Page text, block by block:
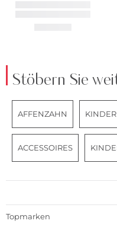
Stöbern Sie
AFFENZAHN KINDER
ACCESSOIRES
Topmarken